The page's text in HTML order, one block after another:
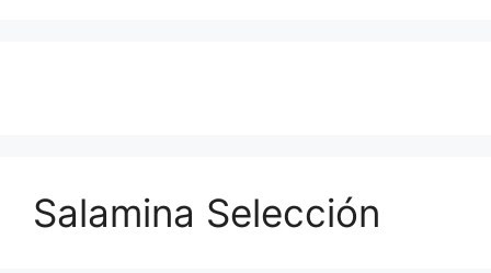
Salamina Selección